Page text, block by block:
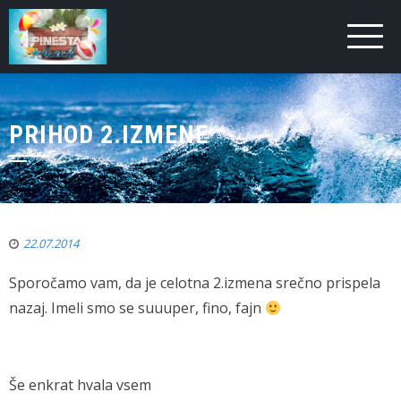
PRIHOD 2.IZMENE
22.07.2014
Sporočamo vam, da je celotna 2.izmena srečno prispela
nazaj. Imeli smo se suuuper, fino, fajn
Še enkrat hvala vsem